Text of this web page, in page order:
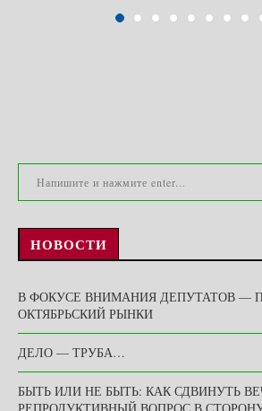
НОВОСТИ
В ФОКУСЕ ВНИМАНИЯ ДЕПУТАТОВ —
ОКТЯБРЬСКИЙ РЫНКИ
ДЕЛО — ТРУБА…
БЫТЬ ИЛИ НЕ БЫТЬ: КАК СДВИНУТЬ
РЕПРОДУКТИВНЫЙ ВОПРОС В